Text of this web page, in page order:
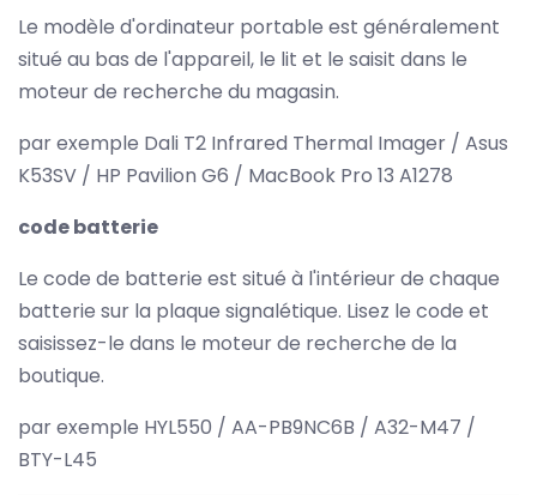
Le modèle d'ordinateur portable est généralement
situé au bas de l'appareil, le lit et le saisit dans le
moteur de recherche du magasin.
par exemple Dali T2 Infrared Thermal Imager / Asus
K53SV / HP Pavilion G6 / MacBook Pro 13 A1278
code batterie
Le code de batterie est situé à l'intérieur de chaque
batterie sur la plaque signalétique. Lisez le code et
saisissez-le dans le moteur de recherche de la
boutique.
par exemple HYL550 / AA-PB9NC6B / A32-M47 /
BTY-L45